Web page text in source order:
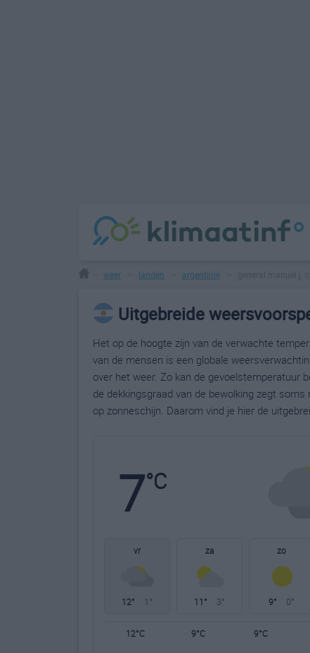
weer landen argentinië
Uitgebreide
Het op de hoogte zijn van de verwachte
van de mensen is een globale
over het weer. Zo kan de gevoelstemperatuur
de dekkingsgraad van de bewolking zegt
op zonneschijn. Daarom vind je hier de
7°C
vr
12° 1°
za
11° 3°
zo
9° 0°
12°C 9°C 9°C